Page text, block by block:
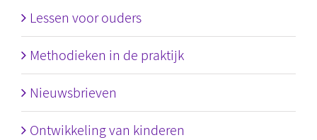
Lessen voor ouders
Methodieken in de praktijk
Nieuwsbrieven
Ontwikkeling van kinderen